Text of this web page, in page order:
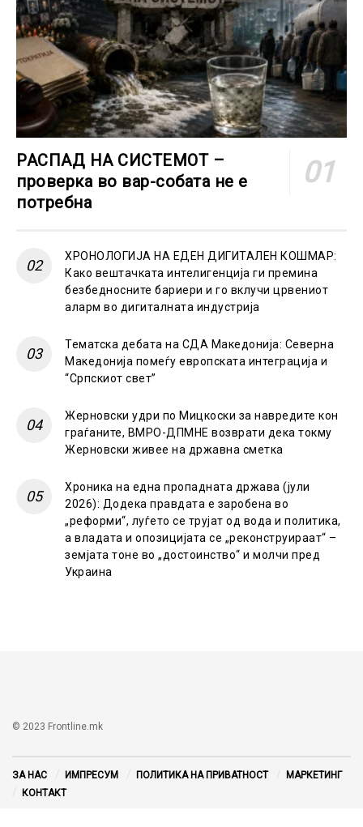
РАСПАД НА СИСТЕМОТ –
проверка во вар-собата не е
потребна
ХРОНОЛОГИЈА НА ЕДЕН ДИГИТАЛЕН КОШМАР:
Како вештачката интелигенција ги премина
безбедносните бариери и го вклучи црвениот
аларм во дигиталната индустрија
Тематска дебата на СДА Македонија: Северна
Македонија помеѓу европската интеграција и
“Српскиот свет”
Жерновски удри по Мицкоски за навредите кон
граѓаните, ВМРО-ДПМНЕ возврати дека токму
Жерновски живее на државна сметка
Хроника на една пропадната држава (јули
2026): Додека правдата е заробена во
„реформи“, луѓето се трујат од вода и политика,
а владата и опозицијата се „реконструираат“ –
земјата тоне во „достоинство“ и молчи пред
Украина
© 2023 Frontline.mk
ЗА НАС ИМПРЕСУМ ПОЛИТИКА НА ПРИВАТНОСТ
МАРКЕТИНГ
КОНТАКТ